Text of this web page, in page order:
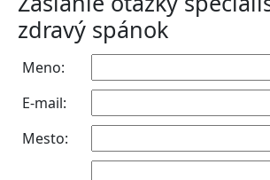
zdravý spánok
Meno:
E-mail:
Mesto: